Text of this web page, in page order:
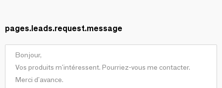
pages.leads.request.message